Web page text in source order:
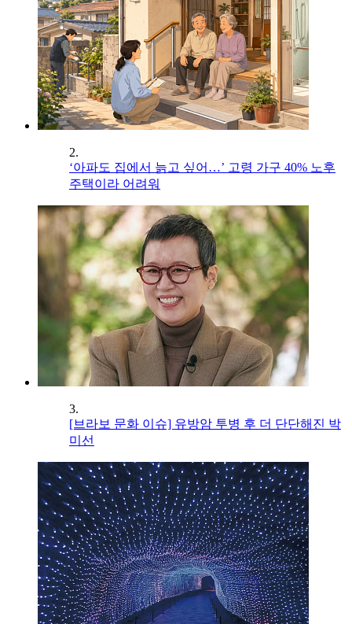
2.
‘아파도 집에서 늙고 싶어…’ 고령 가구 40% 노후
주택이라 어려워
3.
[브라보 문화 이슈] 유방암 투병 후 더 단단해진 박
미선